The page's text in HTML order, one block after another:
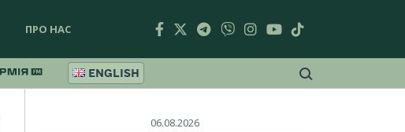
ПРО НАС
ENGLISH
06.08.2026